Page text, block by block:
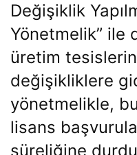
Değişiklik
Yönetmelik” ile
üretim
değişikliklere
yönetmelikle,
lisans
süreliğine